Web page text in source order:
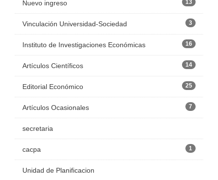
Nuevo ingreso 13
Vinculación Universidad-Sociedad 3
Instituto de Investigaciones Económicas 16
Artículos Científicos 14
Editorial Económico 25
Artículos Ocasionales 7
secretaria
cacpa 1
Unidad de Planificacion